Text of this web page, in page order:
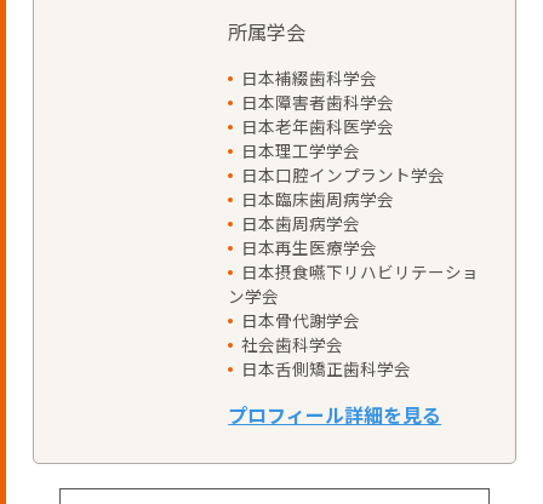
所属学会
日本補綴歯科学会
日本障害者歯科学会
日本老年歯科医学会
日本理工学学会
日本口腔インプラント学会
日本臨床歯周病学会
日本歯周病学会
日本再生医療学会
日本摂食嚥下リハビリテーショ
ン学会
日本骨代謝学会
社会歯科学会
日本舌側矯正歯科学会